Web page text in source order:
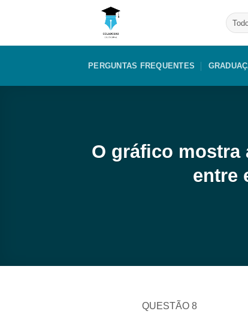
PERGUNTAS FREQUENTES
O gráfico mostra
entre
QUESTÃO 8